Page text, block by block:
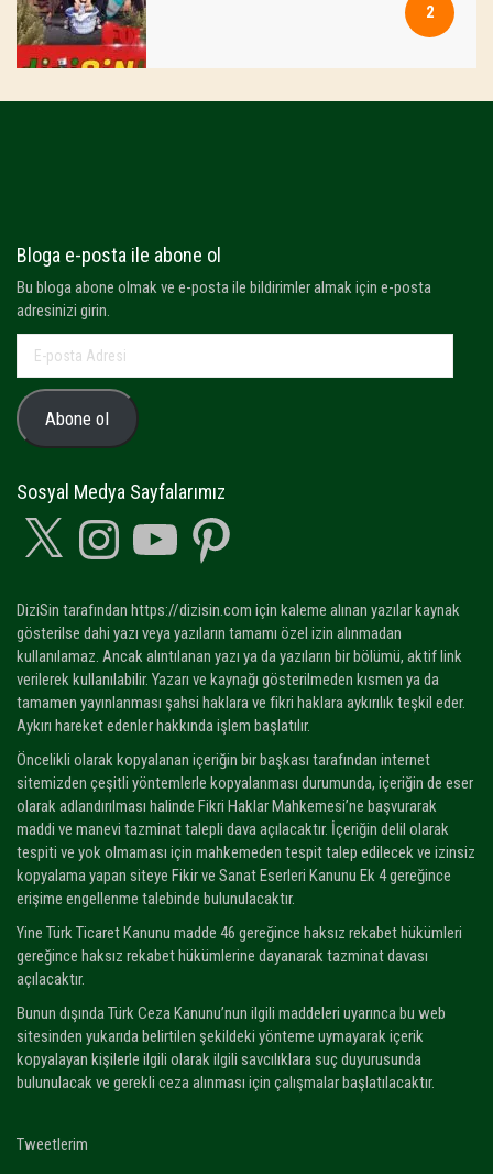
2
Bloga e-posta ile abone ol
Bu bloga abone olmak ve e-posta ile bildirimler almak için e-posta
adresinizi girin.
posta
Adresi
Abone ol
Sosyal Medya Sayfalarımız
Instagram YouTube Pinterest
DiziSin tarafından https://dizisin.com için kaleme alınan yazılar kaynak
gösterilse dahi yazı veya yazıların tamamı özel izin alınmadan
kullanılamaz. Ancak alıntılanan yazı ya da yazıların bir bölümü, aktif link
verilerek kullanılabilir. Yazarı ve kaynağı gösterilmeden kısmen ya da
tamamen yayınlanması şahsi haklara ve fikri haklara aykırılık teşkil eder.
Aykırı hareket edenler hakkında işlem başlatılır.
Öncelikli olarak kopyalanan içeriğin bir başkası tarafından internet
sitemizden çeşitli yöntemlerle kopyalanması durumunda, içeriğin de eser
olarak adlandırılması halinde Fikri Haklar Mahkemesi’ne başvurarak
maddi ve manevi tazminat talepli dava açılacaktır. İçeriğin delil olarak
tespiti ve yok olmaması için mahkemeden tespit talep edilecek ve izinsiz
kopyalama yapan siteye Fikir ve Sanat Eserleri Kanunu Ek 4 gereğince
erişime engellenme talebinde bulunulacaktır.
Yine Türk Ticaret Kanunu madde 46 gereğince haksız rekabet hükümleri
gereğince haksız rekabet hükümlerine dayanarak tazminat davası
açılacaktır.
Bunun dışında Türk Ceza Kanunu’nun ilgili maddeleri uyarınca bu web
sitesinden yukarıda belirtilen şekildeki yönteme uymayarak içerik
kopyalayan kişilerle ilgili olarak ilgili savcılıklara suç duyurusunda
bulunulacak ve gerekli ceza alınması için çalışmalar başlatılacaktır.
Tweetlerim